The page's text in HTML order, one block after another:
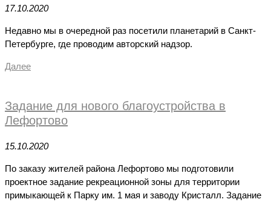
17.10.2020
Недавно мы в очередной раз посетили планетарий в Санкт-
Петербурге, где проводим авторский надзор.
Далее
Задание для нового благоустройства в
Лефортово
15.10.2020
По заказу жителей района Лефортово мы подготовили
проектное задание рекреационной зоны для территории
примыкающей к Парку им. 1 мая и заводу Кристалл. Задание